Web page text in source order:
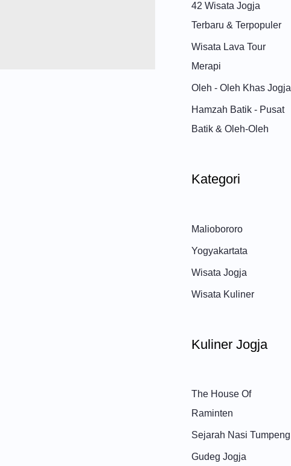
42 Wisata Jogja
Terbaru & Terpopuler
Wisata Lava Tour
Merapi
Oleh - Oleh Khas Jogja
Hamzah Batik - Pusat
Batik & Oleh-Oleh
Kategori
Maliobororo
Yogyakartata
Wisata Jogja
Wisata Kuliner
Kuliner Jogja
The House Of
Raminten
Sejarah Nasi Tumpeng
Gudeg Jogja